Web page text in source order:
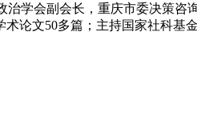
学会副会长，重庆市委决策咨
论文50多篇；主持国家社科基